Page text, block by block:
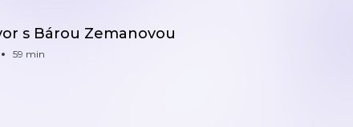
s Bárou Zemanovou
59 min